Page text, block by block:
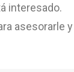
interesado.
asesorarle